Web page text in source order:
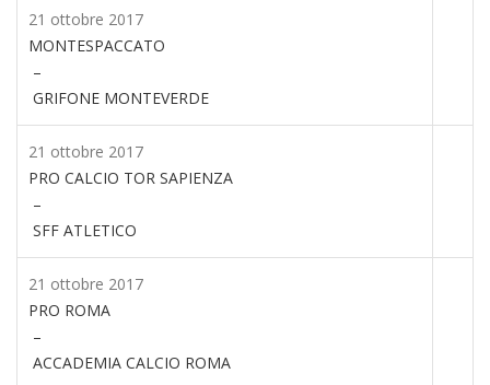
21 ottobre 2017
MONTESPACCATO
–
GRIFONE MONTEVERDE
21 ottobre 2017
PRO CALCIO TOR SAPIENZA
–
SFF ATLETICO
21 ottobre 2017
PRO ROMA
–
ACCADEMIA CALCIO ROMA